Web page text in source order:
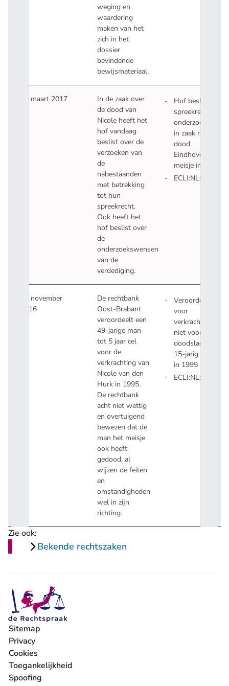
weging en
waardering
maken van het
zich in het
dossier
bevindende
bewijsmateriaal.
31 maart 2017
In de zaak over
de dood van
Nicole heeft het
hof vandaag
beslist over de
verzoeken van
de
nabestaanden
met betrekking
tot hun
spreekrecht.
Ook heeft het
hof beslist over
de
onderzoekswensen
van de
verdediging.
Hof beslist over
spreekrecht en
in zaak rond
dood
Eindhovens
meisje in 1995
21 november
2016
De rechtbank
Oost-Brabant
veroordeelt een
49-jarige man
tot 5 jaar cel
voor de
verkrachting van
Nicole van den
Hurk in 1995.
De rechtbank
acht niet wettig
en overtuigend
bewezen dat de
man het meisje
ook heeft
gedood, al
wijzen de feiten
en
omstandigheden
wel in zijn
richting.
Veroordeling
voor
verkrachting,
niet voor
doodslag van
15-jarig meisje
in 1995
Zie ook:
Bekende rechtszaken
Sitemap
Privacy
Cookies
Toegankelijkheid
Spoofing